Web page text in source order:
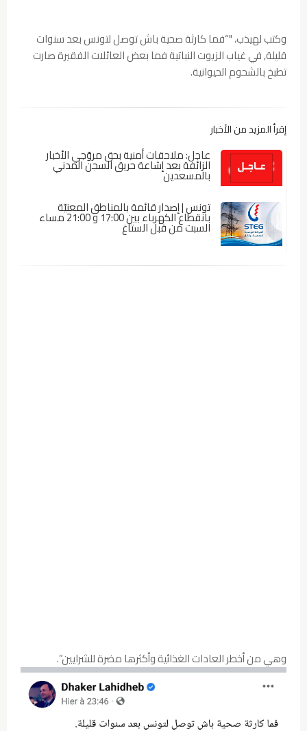
وكتب لهيذب، "“فما كارثة صحية باش توصل لتونس بعد سنوات
قليلة, في غياب الزيوت النباتية فما بعض العائلات الفقيرة صارت
تطبخ بالشحوم الحيوانية.
إقرأ المزيد من الأخبار
عاجل: ملاحقات أمنية بحق مروّجي الأخبار
الزائفة بعد إشاعة حريق السجن المدني
بالمسعدين
تونس | إصدار قائمة بالمناطق المعنيّة
بانقطاع الكهرباء بين 17:00 و 21:00 مساء
السبت من قبل الستاغ
وهي من أخطر العادات الغذائية وأكثرها مضرة للشرايين”.